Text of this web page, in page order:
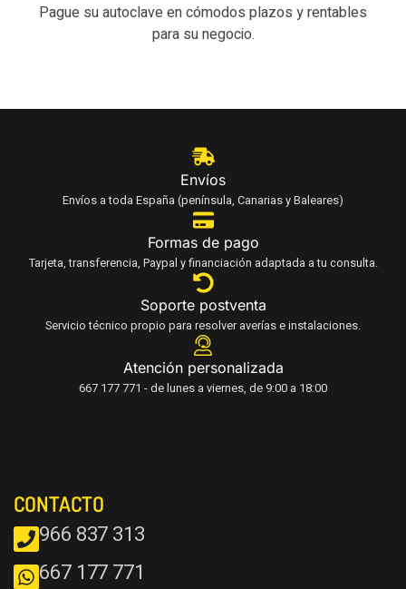
Pague su autoclave en cómodos plazos y rentables
para su negocio.
Envíos
Envíos a toda España (península, Canarias y Baleares)
Formas de pago
Tarjeta, transferencia, Paypal y financiación adaptada a tu consulta.
Soporte postventa
Servicio técnico propio para resolver averías e instalaciones.
Atención personalizada
667 177 771 - de lunes a viernes, de 9:00 a 18:00
CONTACTO
966 837 313
667 177 771